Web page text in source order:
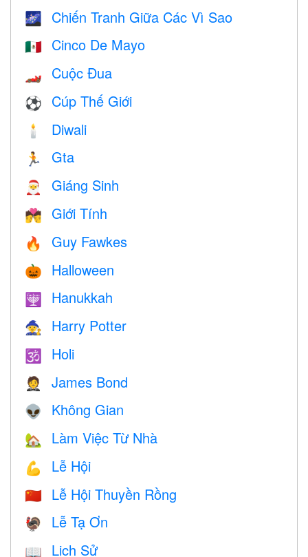
🌌 Chiến Tranh Giữa Các Vì Sao
🇲🇽 Cinco De Mayo
🏎 Cuộc Đua
⚽ Cúp Thế Giới
🕯 Diwali
🏃 Gta
🎅 Giáng Sinh
💏 Giới Tính
🔥 Guy Fawkes
🎃 Halloween
🕎 Hanukkah
🧙 Harry Potter
🕉 Holi
🤵 James Bond
👽 Không Gian
🏡 Làm Việc Từ Nhà
💪 Lễ Hội
🇨🇳 Lễ Hội Thuyền Rồng
🦃 Lễ Tạ Ơn
📖 Lịch Sử